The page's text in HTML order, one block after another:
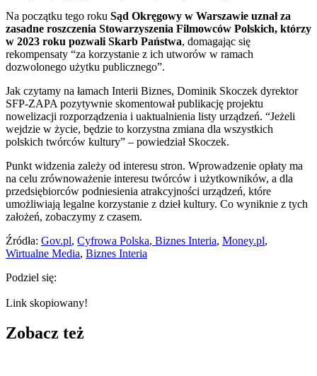
Na początku tego roku Sąd Okręgowy w Warszawie uznał za
zasadne roszczenia Stowarzyszenia Filmowców Polskich, którzy
w 2023 roku pozwali Skarb Państwa, domagając się
rekompensaty “za korzystanie z ich utworów w ramach
dozwolonego użytku publicznego”.
Jak czytamy na łamach Interii Biznes, Dominik Skoczek dyrektor
SFP-ZAPA pozytywnie skomentował publikację projektu
nowelizacji rozporządzenia i uaktualnienia listy urządzeń. “Jeżeli
wejdzie w życie, będzie to korzystna zmiana dla wszystkich
polskich twórców kultury” – powiedział Skoczek.
Punkt widzenia zależy od interesu stron. Wprowadzenie opłaty ma
na celu zrównoważenie interesu twórców i użytkowników, a dla
przedsiębiorców podniesienia atrakcyjności urządzeń, które
umożliwiają legalne korzystanie z dzieł kultury. Co wyniknie z tych
założeń, zobaczymy z czasem.
Źródła: Gov.pl, Cyfrowa Polska, Biznes Interia, Money.pl,
Wirtualne Media, Biznes Interia
Podziel się:
Link skopiowany!
Zobacz też